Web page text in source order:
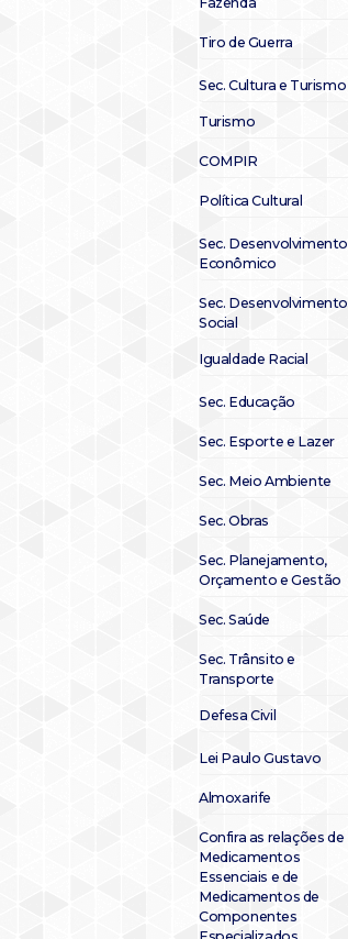
Tiro de Guerra
Sec. Cultura e Turismo
Turismo
COMPIR
Política Cultural
Sec. Desenvolvimento
Econômico
Sec. Desenvolvimento
Social
Igualdade Racial
Sec. Educação
Sec. Esporte e Lazer
Sec. Meio Ambiente
Sec. Obras
Sec. Planejamento,
Orçamento e Gestão
Sec. Saúde
Sec. Trânsito e
Transporte
Defesa Civil
Lei Paulo Gustavo
Almoxarife
Confira as relações de
Medicamentos
Essenciais e de
Medicamentos de
Componentes